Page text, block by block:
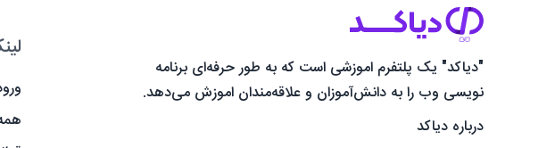
"دیاکد" یک پلتفرم اموزشی است که به طور حرفه‌ای برنامه
نویسی وب را به دانش‌آموزان و علاقه‌مندان اموزش می‌دهد.
درباره دیاکد